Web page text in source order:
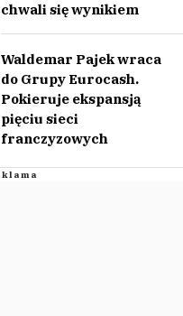
chwali się wynikiem
Waldemar Pajek wraca
do Grupy Eurocash.
Pokieruje ekspansją
pięciu sieci
franczyzowych